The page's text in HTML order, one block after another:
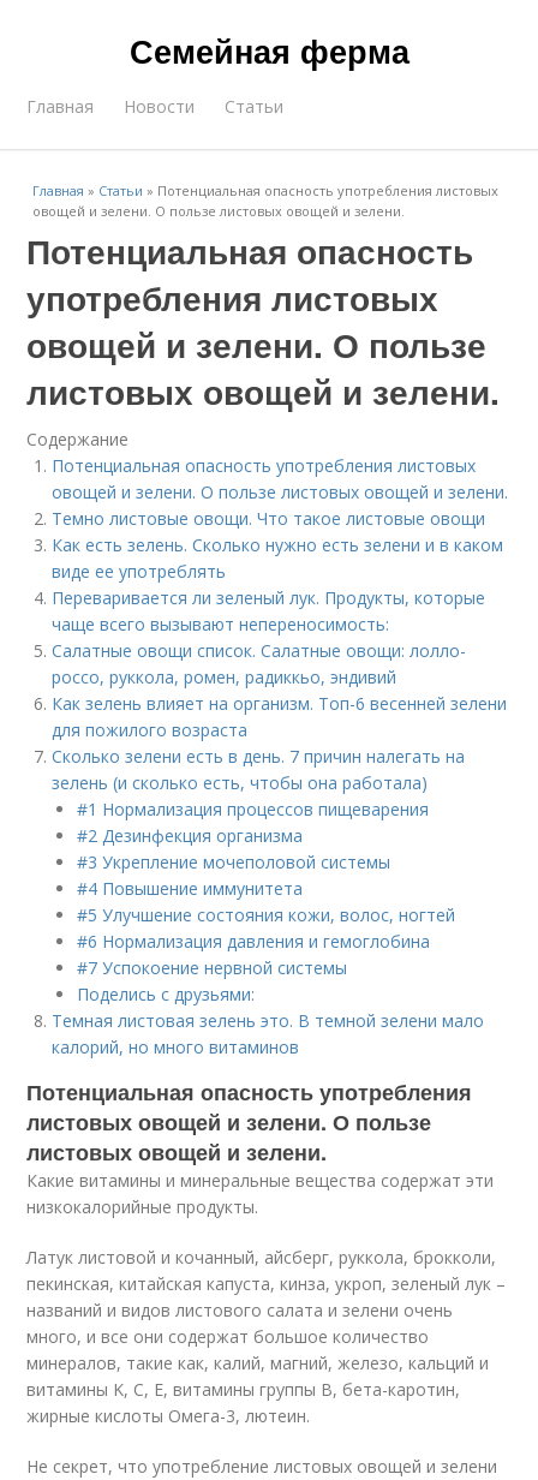
Семейная ферма
Главная Новости Статьи
Главная » Статьи » Потенциальная опасность употребления листовых
овощей и зелени. О пользе листовых овощей и зелени.
Потенциальная опасность
употребления листовых
овощей и зелени. О пользе
листовых овощей и зелени.
Содержание
Потенциальная опасность употребления листовых
овощей и зелени. О пользе листовых овощей и зелени.
Темно листовые овощи. Что такое листовые овощи
Как есть зелень. Сколько нужно есть зелени и в каком
виде ее употреблять
Переваривается ли зеленый лук. Продукты, которые
чаще всего вызывают непереносимость:
Салатные овощи список. Салатные овощи: лолло-
россо, руккола, ромен, радиккьо, эндивий
Как зелень влияет на организм. Топ-6 весенней зелени
для пожилого возраста
Сколько зелени есть в день. 7 причин налегать на
зелень (и сколько есть, чтобы она работала)
#1 Нормализация процессов пищеварения
#2 Дезинфекция организма
#3 Укрепление мочеполовой системы
#4 Повышение иммунитета
#5 Улучшение состояния кожи, волос, ногтей
#6 Нормализация давления и гемоглобина
#7 Успокоение нервной системы
Поделись с друзьями:
Темная листовая зелень это. В темной зелени мало
калорий, но много витаминов
Потенциальная опасность употребления
листовых овощей и зелени. О пользе
листовых овощей и зелени.
Какие витамины и минеральные вещества содержат эти
низкокалорийные продукты.
Латук листовой и кочанный, айсберг, руккола, брокколи,
пекинская, китайская капуста, кинза, укроп, зеленый лук –
названий и видов листового салата и зелени очень
много, и все они содержат большое количество
минералов, такие как, калий, магний, железо, кальций и
витамины K, C, E, витамины группы В, бета-каротин,
жирные кислоты Омега-3, лютеин.
Не секрет, что употребление листовых овощей и зелени